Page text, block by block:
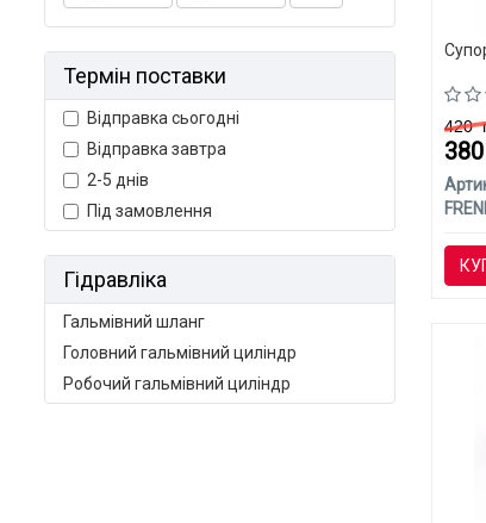
Термін поставки
Відправка сьогодні
Відправка завтра
2-5 днів
Під замовлення
Гідравліка
Гальмівний шланг
Головний гальмівний циліндр
Робочий гальмівний циліндр
420
380